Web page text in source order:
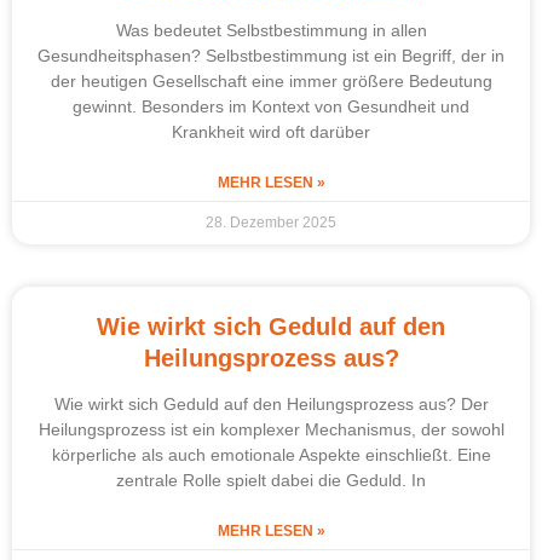
Was bedeutet Selbstbestimmung in allen
Gesundheitsphasen? Selbstbestimmung ist ein Begriff, der in
der heutigen Gesellschaft eine immer größere Bedeutung
gewinnt. Besonders im Kontext von Gesundheit und
Krankheit wird oft darüber
MEHR LESEN »
28. Dezember 2025
Wie wirkt sich Geduld auf den
Heilungsprozess aus?
Wie wirkt sich Geduld auf den Heilungsprozess aus? Der
Heilungsprozess ist ein komplexer Mechanismus, der sowohl
körperliche als auch emotionale Aspekte einschließt. Eine
zentrale Rolle spielt dabei die Geduld. In
MEHR LESEN »